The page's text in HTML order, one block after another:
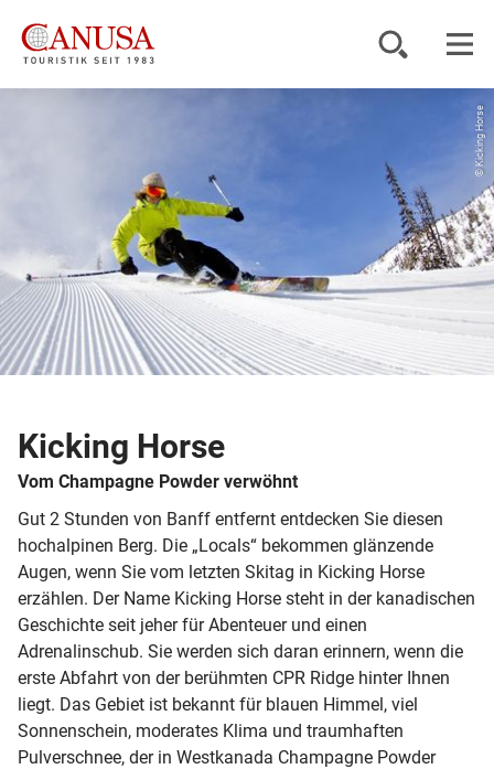
Inspiration
Service
© Kicking Horse
Kicking Horse
Vom Champagne Powder verwöhnt
Gut 2 Stunden von Banff entfernt entdecken Sie diesen
hochalpinen Berg. Die „Locals“ bekommen glänzende
Augen, wenn Sie vom letzten Skitag in Kicking Horse
erzählen. Der Name Kicking Horse steht in der kanadischen
Geschichte seit jeher für Abenteuer und einen
Adrenalinschub. Sie wer­­den sich daran erinnern, wenn die
erste Abfahrt von der berühmten CPR Ridge hinter Ihnen
liegt. Das Gebiet ist bekannt für blauen Himmel, viel
Sonnenschein, moderates Klima und traumhaften
Pulverschnee, der in Westkanada Champagne Powder